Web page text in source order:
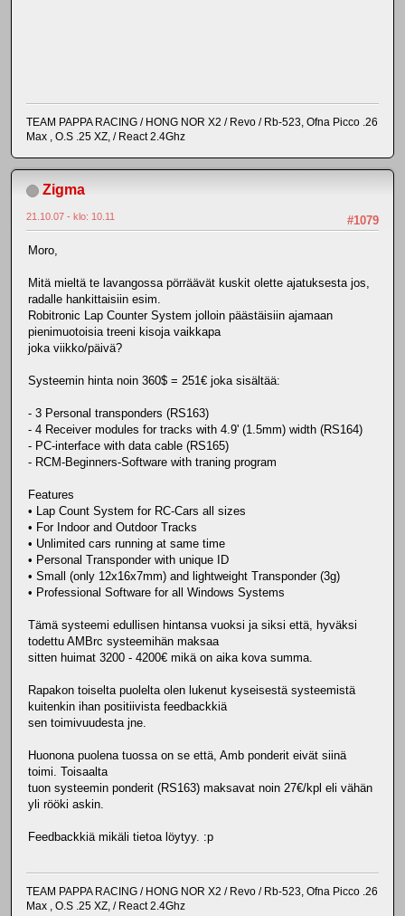
TEAM PAPPA RACING / HONG NOR X2 / Revo / Rb-523, Ofna Picco .26
Max , O.S .25 XZ, / React 2.4Ghz
Zigma
#1079
21.10.07 - klo: 10.11
Moro,
Mitä mieltä te lavangossa pörräävät kuskit olette ajatuksesta jos,
radalle hankittaisiin esim.
Robitronic Lap Counter System jolloin päästäisiin ajamaan
pienimuotoisia treeni kisoja vaikkapa
joka viikko/päivä?
Systeemin hinta noin 360$ = 251€ joka sisältää:
- 3 Personal transponders (RS163)
- 4 Receiver modules for tracks with 4.9' (1.5mm) width (RS164)
- PC-interface with data cable (RS165)
- RCM-Beginners-Software with traning program
Features
• Lap Count System for RC-Cars all sizes
• For Indoor and Outdoor Tracks
• Unlimited cars running at same time
• Personal Transponder with unique ID
• Small (only 12x16x7mm) and lightweight Transponder (3g)
• Professional Software for all Windows Systems
Tämä systeemi edullisen hintansa vuoksi ja siksi että, hyväksi
todettu AMBrc systeemihän maksaa
sitten huimat 3200 - 4200€ mikä on aika kova summa.
Rapakon toiselta puolelta olen lukenut kyseisestä systeemistä
kuitenkin ihan positiivista feedbackkiä
sen toimivuudesta jne.
Huonona puolena tuossa on se että, Amb ponderit eivät siinä
toimi. Toisaalta
tuon systeemin ponderit (RS163) maksavat noin 27€/kpl eli vähän
yli rööki askin.
Feedbackkiä mikäli tietoa löytyy. :p
TEAM PAPPA RACING / HONG NOR X2 / Revo / Rb-523, Ofna Picco .26
Max , O.S .25 XZ, / React 2.4Ghz